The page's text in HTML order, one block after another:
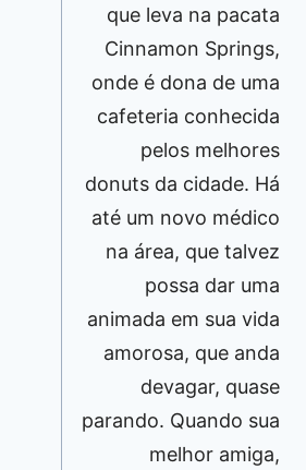
que leva na pacata
Cinnamon Springs,
onde é dona de uma
cafeteria conhecida
pelos melhores
donuts da cidade. Há
até um novo médico
na área, que talvez
possa dar uma
animada em sua vida
amorosa, que anda
devagar, quase
parando. Quando sua
melhor amiga,